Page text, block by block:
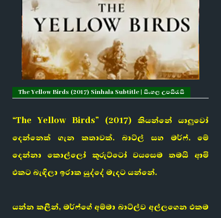
The Yellow Birds (2017) Sinhala Subtitle | සිංහල උපසිරැසි
“The Yellow Birds” (2017) කියන්නේ යාලුවෝ
දෙන්නෙක් ගැන කතාවක්. බාට්ල් සහ මර්ෆ්. මේ
දෙන්නා කොල්ලෝ කුරුට්ටෝ වයසෙම තමයි ආමි
එකට බැඳිලා ඉරාක යුද්දේ මැදට යන්නේ.
යන්න කලින්, මර්ෆ්ගේ අම්මා බාට්ල්ව අල්ලගෙන එකම